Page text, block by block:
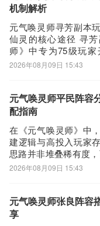
机制解析
元气唤灵师寻芳副本
仙灵的核心途径 寻
师》中专为75级玩
法，属于每日必刷的
当日可领取的寻芳令
寻芳令作为抽取仙灵
2026年08月09日 15:43
元气唤灵师平民阵容
配指南
在《元气唤灵师》中
建逻辑与高投入玩家
思路并非堆叠稀有度
+后排续命”构建可持
显著提升主线推图速
技场对战等高压力场
2026年08月09日 15:43
元气唤灵师张良阵容
享